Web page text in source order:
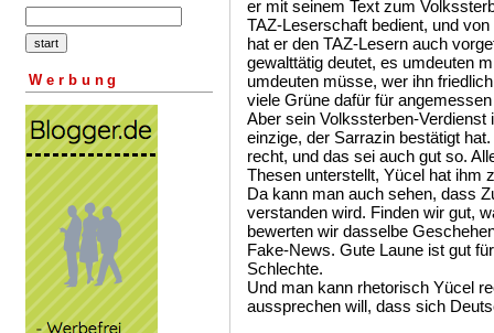
Werbung
er mit seinem Text zum
TAZ-Leserschaft bedient, und
hat er den TAZ-Lesern auch
gewalttätig deutet, es umdeuten
umdeuten müsse, wer ihn
viele Grüne dafür für
Aber sein Volkssterben-
einzige, der Sarrazin bestätigt
recht, und das sei auch gut so.
Thesen unterstellt, Yücel hat ihm
Da kann man auch sehen, dass
verstanden wird. Finden wir gut,
bewerten wir dasselbe
Fake-News. Gute Laune ist gut
Schlechte.
Und man kann rhetorisch Yücel
aussprechen will, dass sich